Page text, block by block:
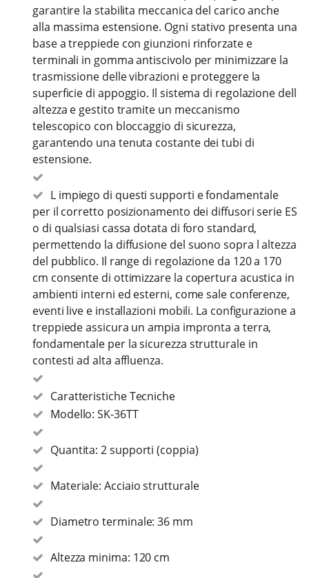
garantire la stabilita meccanica del carico anche
alla massima estensione. Ogni stativo presenta una
base a treppiede con giunzioni rinforzate e
terminali in gomma antiscivolo per minimizzare la
trasmissione delle vibrazioni e proteggere la
superficie di appoggio. Il sistema di regolazione dell
altezza e gestito tramite un meccanismo
telescopico con bloccaggio di sicurezza,
garantendo una tenuta costante dei tubi di
estensione.
L impiego di questi supporti e fondamentale
per il corretto posizionamento dei diffusori serie ES
o di qualsiasi cassa dotata di foro standard,
permettendo la diffusione del suono sopra l altezza
del pubblico. Il range di regolazione da 120 a 170
cm consente di ottimizzare la copertura acustica in
ambienti interni ed esterni, come sale conferenze,
eventi live e installazioni mobili. La configurazione a
treppiede assicura un ampia impronta a terra,
fondamentale per la sicurezza strutturale in
contesti ad alta affluenza.
Caratteristiche Tecniche
Modello: SK-36TT
Quantita: 2 supporti (coppia)
Materiale: Acciaio strutturale
Diametro terminale: 36 mm
Altezza minima: 120 cm